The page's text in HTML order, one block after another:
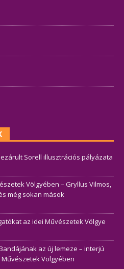
Sorell illusztrációs pályázata
Völgyében – Gryllus Vilmos,
még sokan mások
az idei Művészetek Völgye
az új lemeze – interjú
Völgyében